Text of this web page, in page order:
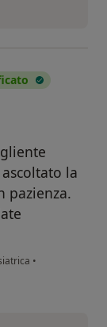
la
pazienza.
•